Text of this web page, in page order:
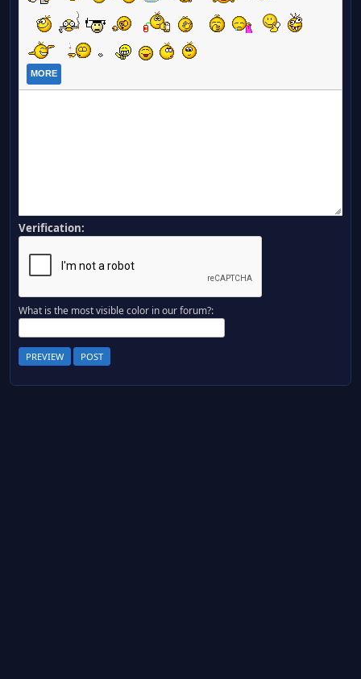
MORE
Verification:
What is the most visible color in our forum?: